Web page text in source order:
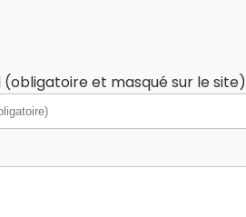
et masqué sur le site)